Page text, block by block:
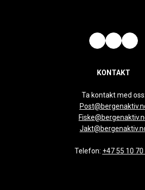
KONTAKT
Ta kontakt med oss:
Telefon: +47 55 10 70